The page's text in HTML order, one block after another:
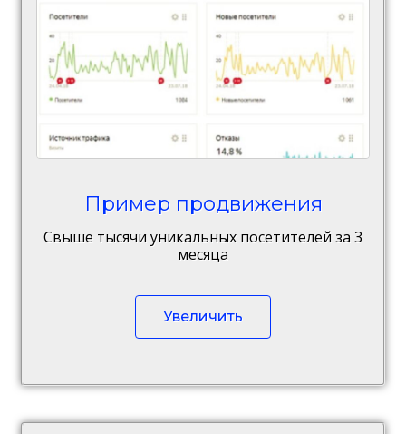
Пример продвижения
Свыше тысячи уникальных посетителей за 3
месяца
Увеличить